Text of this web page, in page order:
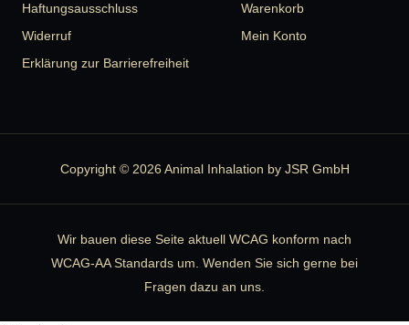
Haftungsausschluss
Widerruf
Erklärung zur Barrierefreiheit
Warenkorb
Mein Konto
Copyright © 2026 Animal Inhalation by JSR GmbH
Wir bauen diese Seite aktuell WCAG konform nach
WCAG-AA Standards um. Wenden Sie sich gerne bei
Fragen dazu an uns.